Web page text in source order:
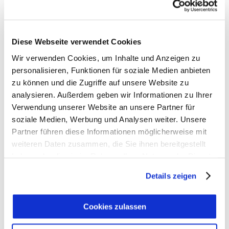
Diese Webseite verwendet Cookies
Wir verwenden Cookies, um Inhalte und Anzeigen zu
personalisieren, Funktionen für soziale Medien anbieten
zu können und die Zugriffe auf unsere Website zu
analysieren. Außerdem geben wir Informationen zu Ihrer
Verwendung unserer Website an unsere Partner für
soziale Medien, Werbung und Analysen weiter. Unsere
Partner führen diese Informationen möglicherweise mit
weiteren Daten zusammen, die Sie ihnen bereitgestellt
Details zeigen
Cookies zulassen
MAL ÉLEVÉ & OSY - AMOUR &
RÉSISTANCE